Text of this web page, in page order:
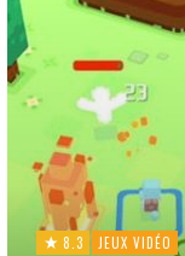
8.3 JEUX VIDÉO